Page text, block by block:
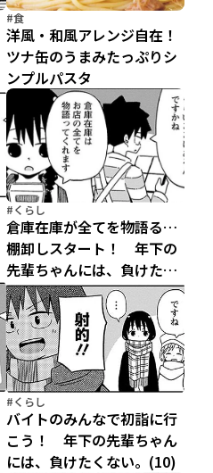
#食
洋風・和風アレンジ自在！
ツナ缶のうまみたっぷりシ
ンプルパスタ
#くらし
倉庫在庫が全てを物語る…
棚卸しスタート！ 年下の
先輩ちゃんには、負けたく
ない。(12)
#くらし
バイトのみんなで初詣に行
こう！ 年下の先輩ちゃん
には、負けたくない。(10)